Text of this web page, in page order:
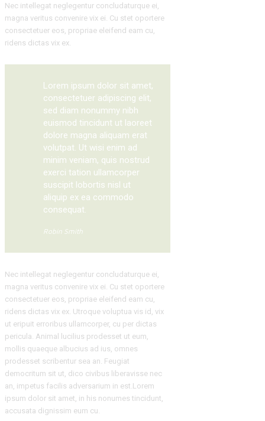
Nec intellegat neglegentur concludaturque ei,
magna veritus convenire vix ei. Cu stet oportere
consectetuer eos, propriae eleifend eam cu,
ridens dictas vix ex.
Lorem ipsum dolor sit amet,
consectetuer adipiscing elit,
sed diam nonummy nibh
euismod tincidunt ut laoreet
dolore magna aliquam erat
volutpat. Ut wisi enim ad
minim veniam, quis nostrud
exerci tation ullamcorper
suscipit lobortis nisl ut
aliquip ex ea commodo
consequat.
Robin Smith
Nec intellegat neglegentur concludaturque ei,
magna veritus convenire vix ei. Cu stet oportere
consectetuer eos, propriae eleifend eam cu,
ridens dictas vix ex. Utroque voluptua vis id, vix
ut eripuit erroribus ullamcorper, cu per dictas
pericula. Animal lucilius prodesset ut eum,
mollis quaeque albucius ad ius, omnes
prodesset scribentur sea an. Feugiat
democritum sit ut, dico civibus liberavisse nec
an, impetus facilis adversarium in est.Lorem
ipsum dolor sit amet, in his nonumes tincidunt,
accusata dignissim eum cu.